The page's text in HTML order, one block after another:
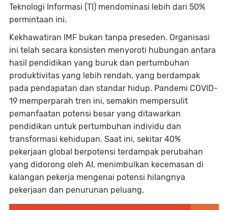
Teknologi Informasi (TI) mendominasi lebih dari 50%
permintaan ini.
Kekhawatiran IMF bukan tanpa preseden. Organisasi
ini telah secara konsisten menyoroti hubungan antara
hasil pendidikan yang buruk dan pertumbuhan
produktivitas yang lebih rendah, yang berdampak
pada pendapatan dan standar hidup. Pandemi COVID-
19 memperparah tren ini, semakin mempersulit
pemanfaatan potensi besar yang ditawarkan
pendidikan untuk pertumbuhan individu dan
transformasi kehidupan. Saat ini, sekitar 40%
pekerjaan global berpotensi terdampak perubahan
yang didorong oleh AI, menimbulkan kecemasan di
kalangan pekerja mengenai potensi hilangnya
pekerjaan dan penurunan peluang.